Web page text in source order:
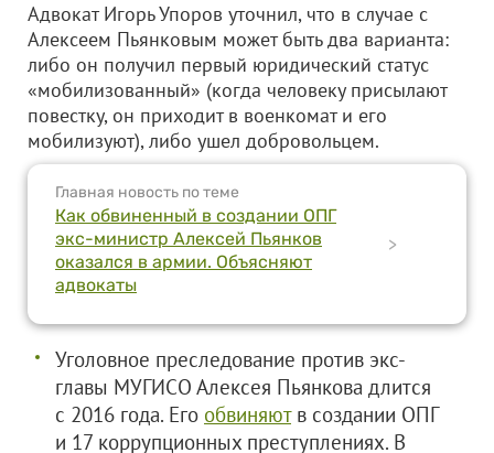
Адвокат Игорь Упоров уточнил, что в случае с
Алексеем Пьянковым может быть два варианта:
либо он получил первый юридический статус
«мобилизованный» (когда человеку присылают
повестку, он приходит в военкомат и его
мобилизуют), либо ушел добровольцем.
Главная новость по теме
Как обвиненный в создании ОПГ
экс-министр Алексей Пьянков
оказался в армии. Объясняют
адвокаты
>
Уголовное преследование против экс-
главы МУГИСО Алексея Пьянкова длится
с 2016 года. Его обвиняютв создании ОПГ
и 17 коррупционных преступлениях. В